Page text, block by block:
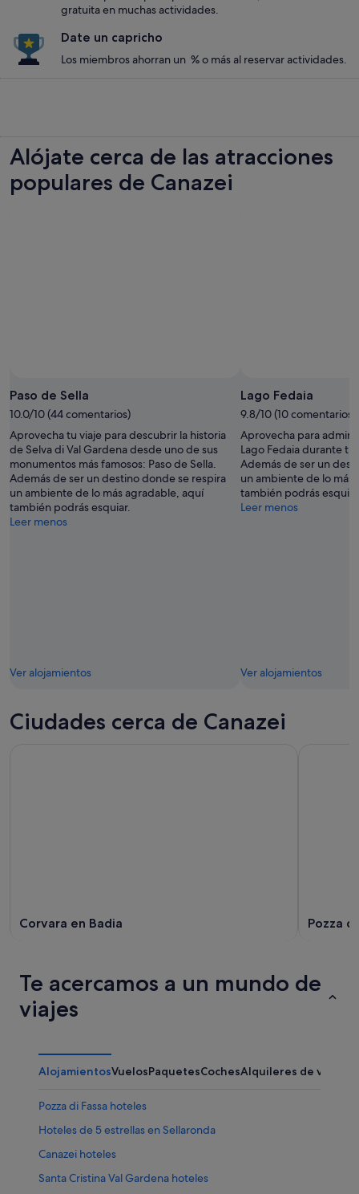
gratuita en muchas actividades.
Date un capricho
Los miembros ahorran un % o más al reservar actividades.
Alójate cerca de las atracciones
populares de Canazei
gratuita
de
Jonas
Vesterlund
Paso de Sella
10.0/10 (44 comentarios)
Aprovecha tu viaje para descubrir la historia
de Selva di Val Gardena desde uno de sus
monumentos más famosos: Paso de Sella.
Además de ser un destino donde se respira
un ambiente de lo más agradable, aquí
también podrás esquiar.
Leer menos
Ver alojamientos
Lago Fedaia
9.8/10 (10 comentarios)
Aprovecha para
Lago Fedaia durante
Además de ser un
un ambiente de lo más
también podrás
Leer menos
Ver alojamientos
Ciudades cerca de Canazei
Corvara en Badia Pozza di
Te acercamos a un mundo de
viajes
AlojamientosVuelosPaquetesCochesAlquileres de
Pozza di Fassa hoteles
Hoteles de 5 estrellas en Sellaronda
Canazei hoteles
Santa Cristina Val Gardena hoteles